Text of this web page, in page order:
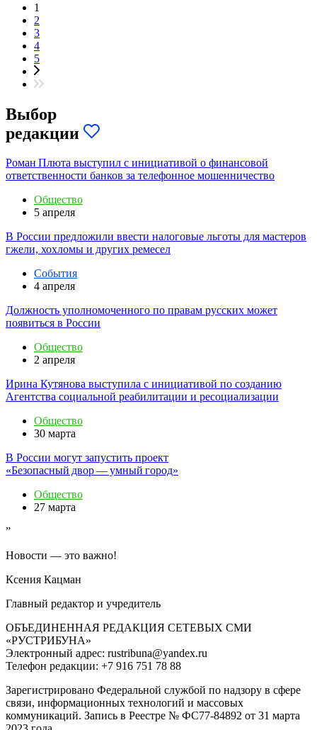
1
2
3
4
5
Выбор
редакции
Роман Плюта выступил с инициативой о финансовой
ответственности банков за телефонное мошенничество
Общество
5 апреля
В России предложили ввести налоговые льготы для мастеров
гжели, хохломы и других ремесел
События
4 апреля
Должность уполномоченного по правам русских может
появиться в России
Общество
2 апреля
Ирина Кутянова выступила с инициативой по созданию
Агентства социальной реабилитации и ресоциализации
Общество
30 марта
В России могут запустить проект
«Безопасный двор — умный город»
Общество
27 марта
”
Новости — это важно!
Ксения Кацман
Главный редактор и учредитель
ОБЪЕДИНЕННАЯ РЕДАКЦИЯ СЕТЕВЫХ СМИ
«РУСТРИБУНА»
Электронный адрес: rustribuna@yandex.ru
Телефон редакции: +7 916 751 78 88
Зарегистрировано Федеральной службой по надзору в сфере
связи, информационных технологий и массовых
коммуникаций. Запись в Реестре № ФС77-84892 от 31 марта